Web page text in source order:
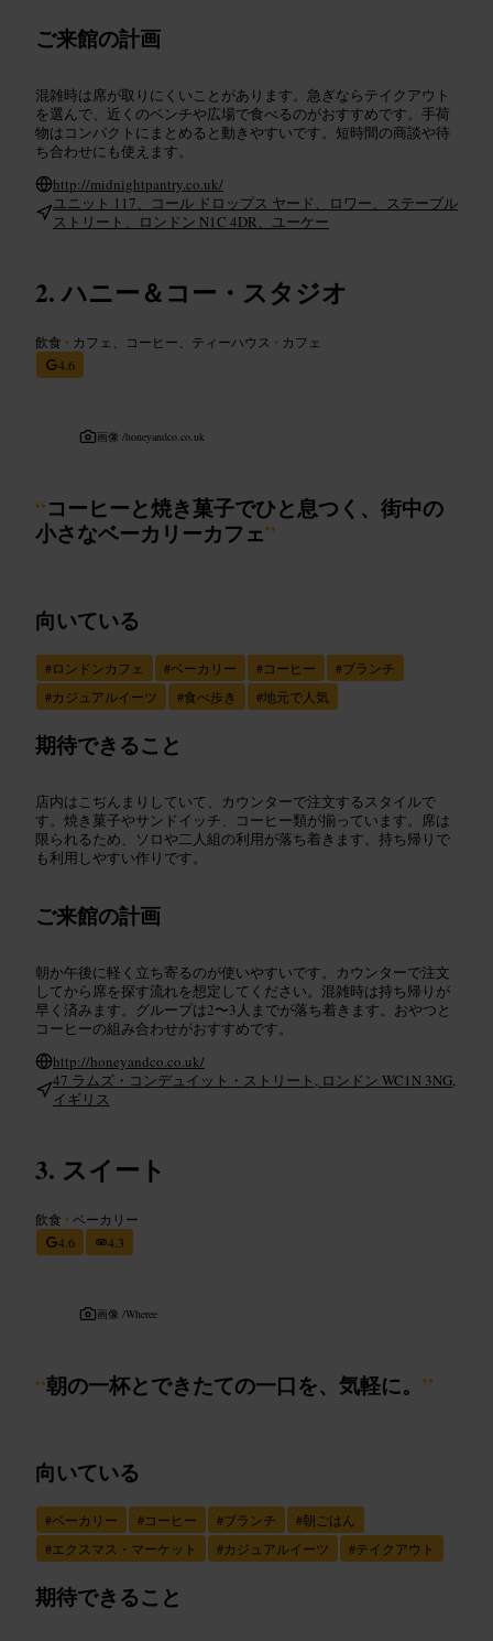
ご来館の計画
混雑時は席が取りにくいことがあります。急ぎならテイクアウト
を選んで、近くのベンチや広場で食べるのがおすすめです。手荷
物はコンパクトにまとめると動きやすいです。短時間の商談や待
ち合わせにも使えます。
http://midnightpantry.co.uk/
ユニット 117、コール ドロップス ヤード、ロワー、ステーブル
ストリート、ロンドン N1C 4DR、ユーケー
ハニー＆コー・スタジオ
飲食 • カフェ、コーヒー、ティーハウス • カフェ
4.6
画像 /honeyandco.co.uk
“コーヒーと焼き菓子でひと息つく、街中の
小さなベーカリーカフェ”
向いている
#ロンドンカフェ #ベーカリー #コーヒー #ブランチ
#カジュアルイーツ #食べ歩き #地元で人気
期待できること
店内はこぢんまりしていて、カウンターで注文するスタイルで
す。焼き菓子やサンドイッチ、コーヒー類が揃っています。席は
限られるため、ソロや二人組の利用が落ち着きます。持ち帰りで
も利用しやすい作りです。
ご来館の計画
朝か午後に軽く立ち寄るのが使いやすいです。カウンターで注文
してから席を探す流れを想定してください。混雑時は持ち帰りが
早く済みます。グループは2〜3人までが落ち着きます。おやつと
コーヒーの組み合わせがおすすめです。
http://honeyandco.co.uk/
47 ラムズ・コンデュイット・ストリート, ロンドン WC1N 3NG,
イギリス
スイート
飲食 •ベーカリー
4.6
4.3
画像 /Wheree
“朝の一杯とできたての一口を、気軽に。 ”
向いている
#ベーカリー #コーヒー #ブランチ #朝ごはん
#エクスマス・マーケット #カジュアルイーツ #テイクアウト
期待できること